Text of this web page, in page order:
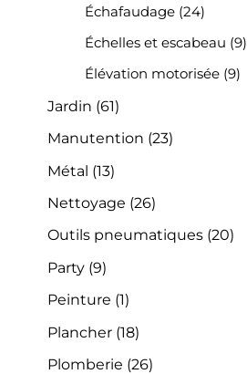
Échafaudage (24)
Échelles et escabeau (9)
Élévation motorisée (9)
Jardin (61)
Manutention (23)
Métal (13)
Nettoyage (26)
Outils pneumatiques (20)
Party (9)
Peinture (1)
Plancher (18)
Plomberie (26)